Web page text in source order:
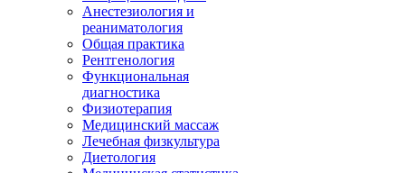
Анестезиология и
реаниматология
Общая практика
Рентгенология
Функциональная
диагностика
Физиотерапия
Медицинский массаж
Лечебная физкультура
Диетология